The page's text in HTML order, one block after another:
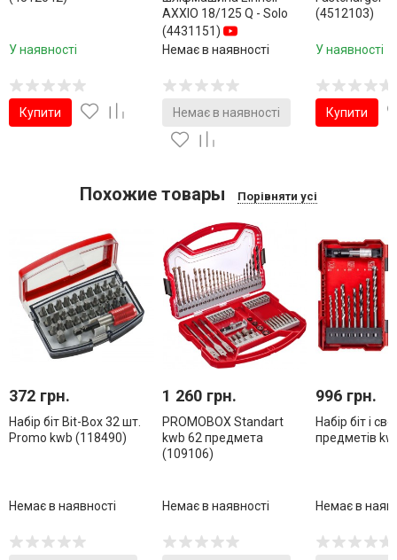
У наявності
Купити
AXXIO 18/125 Q - Solo
(4431151)
Немає в наявності
Немає в наявності
(4512103)
У наявності
Купити
Похожие товары Порівняти усі
372 грн.
Набір біт Bit-Box 32 шт.
Promo kwb (118490)
Немає в наявності
1 260 грн.
PROMOBOX Standart
kwb 62 предмета
(109106)
Немає в наявності
996 грн.
Набір біт і
предметів
Немає в